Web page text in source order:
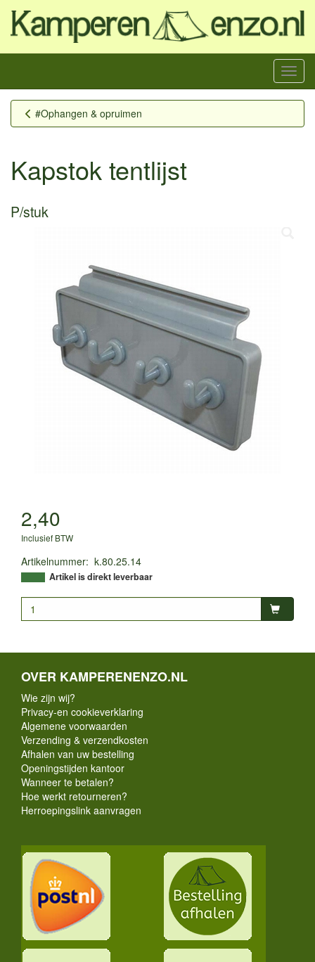
Menu
#Ophangen & opruimen
Kapstok tentlijst
P/stuk
2,40
Inclusief BTW
Artikelnummer: k.80.25.14
Artikel is direkt leverbaar
OVER KAMPERENENZO.NL
Wie zijn wij?
Privacy-en cookieverklaring
Algemene voorwaarden
Verzending & verzendkosten
Afhalen van uw bestelling
Openingstijden kantoor
Wanneer te betalen?
Hoe werkt retourneren?
Herroepingslink aanvragen